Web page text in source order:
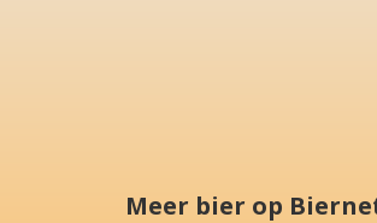
Meer bier op